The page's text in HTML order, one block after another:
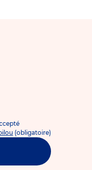
(obligatoire)